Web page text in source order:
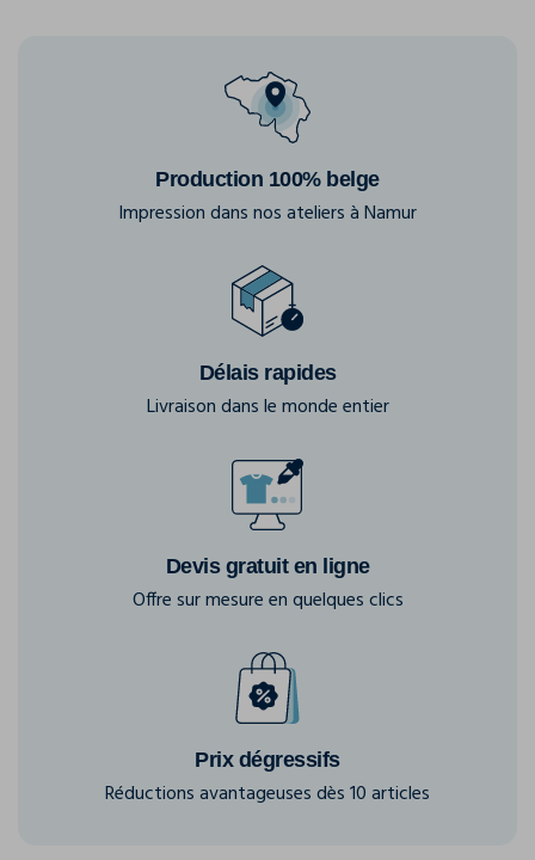
Production 100% belge
Impression dans nos ateliers à Namur
Délais rapides
Livraison dans le monde entier
Devis gratuit en ligne
Offre sur mesure en quelques clics
Prix dégressifs
Réductions avantageuses dès 10 articles